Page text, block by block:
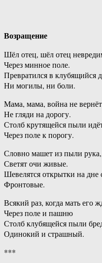
Возращение
Шёл отец, шёл отец
Через минное поле.
Превратился в
Ни могилы, ни боли.
Мама, мама, война не
Не гляди на дорогу.
Столб крутящейся пыли
Через поле к порогу.
Словно машет из пыли рука,
Светят очи живые.
Шевелятся открытки на
Фронтовые.
Всякий раз, когда мать его
Через поле и пашню
Столб клубящейся пыли
Одинокий и страшный.
***